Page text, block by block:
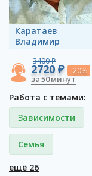
Каратаев
Владимир
3400 ₽
2720 ₽ -20%
за 50 минут
Работа с темами:
Зависимости
Семья
ещё 26